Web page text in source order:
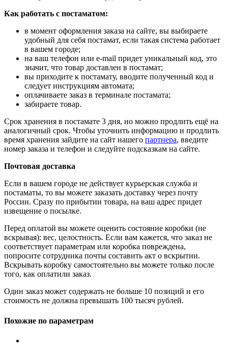
Как работать с постаматом:
в момент оформления заказа на сайте, вы выбираете
удобный для себя постамат, если такая система работает
в вашем городе;
на ваш телефон или e-mail придет уникальный код, это
значит, что товар доставлен в постамат;
вы приходите к постамату, вводите полученный код и
следует инструкциям автомата;
оплачиваете заказ в терминале постамата;
забираете товар.
Срок хранения в постамате 3 дня, но можно продлить ещё на
аналогичный срок. Чтобы уточнить информацию и продлить
время хранения зайдите на сайт нашего партнера, введите
номер заказа и телефон и следуйте подсказкам на сайте.
Почтовая доставка
Если в вашем городе не действует курьерская служба и
постаматы, то вы можете заказать доставку через почту
России. Сразу по прибытии товара, на ваш адрес придет
извещение о посылке.
Перед оплатой вы можете оценить состояние коробки (не
вскрывая): вес, целостность. Если вам кажется, что заказ не
соответствует параметрам или коробка повреждена,
попросите сотрудника почты составить акт о вскрытии.
Вскрывать коробку самостоятельно вы можете только после
того, как оплатили заказ.
Один заказ может содержать не больше 10 позиций и его
стоимость не должна превышать 100 тысяч рублей.
Похожие по параметрам